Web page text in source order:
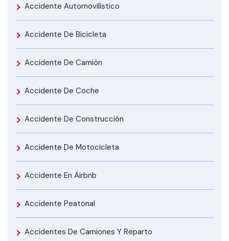
Accidente Automovilístico
Accidente De Bicicleta
Accidente De Camión
Accidente De Coche
Accidente De Construcción
Accidente De Motocicleta
Accidente En Airbnb
Accidente Peatonal
Accidentes De Camiones Y Reparto